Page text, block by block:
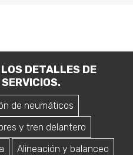
DETALLES DE
de neumáticos
y tren delantero
Alineación y balanceo